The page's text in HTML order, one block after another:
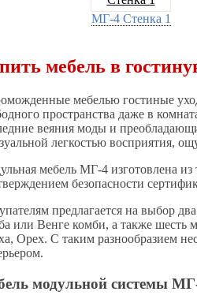
МГ-4 Стенка 1
мебель в
мебелью гостиные
пространства даже в
веяния моды и
легкостью восприятия,
мебель МГ-4 изготовлена из
безопасности
предлагается на выбор
или Венге комби, а также
Орех. С таким разнообразием
модульной системы МГ-